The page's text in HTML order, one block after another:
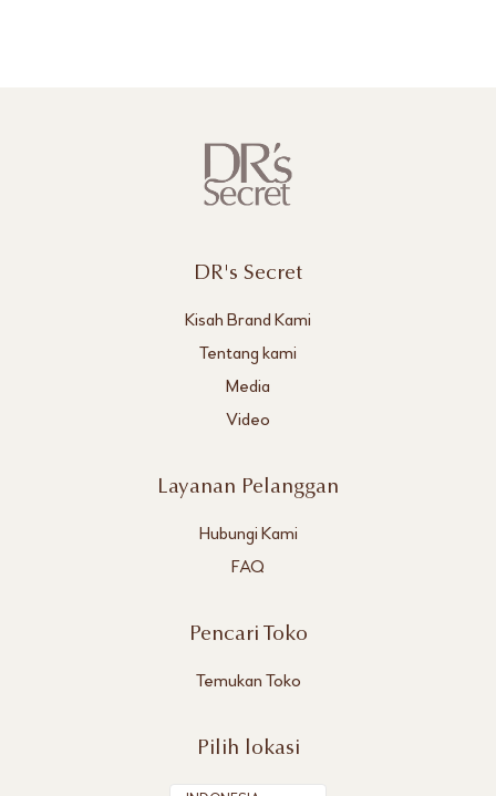
DR's Secret
Kisah Brand Kami
Tentang kami
Media
Video
Layanan Pelanggan
Hubungi Kami
FAQ
Pencari Toko
Temukan Toko
Pilih lokasi